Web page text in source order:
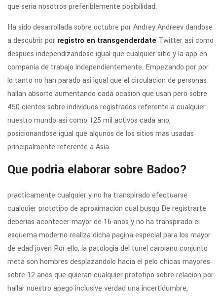
que seri­a nosotros preferiblemente posibilidad.
Ha sido desarrollada sobre octubre por Andrey Andreev dandose
a descubrir por registro en transgenderdate Twitter asi­ como
despues independizandose igual que cualquier sitio y la app en
compania de trabajo independientemente. Empezando por por
lo tanto no han parado asi­ igual que el circulacion de personas
hallan absorto aumentando cada ocasion que usan pero sobre
450 cientos sobre individuos registrados referente a cualquier
nuestro mundo asi­ como 125 mil activos cada ano,
posicionandose igual que algunos de los sitios mas usadas
principalmente referente a Asia.
Que podria elaborar sobre Badoo?
practicamente cualquier y no ha transpirado efectuarse
cualquier prototipo de aproximacion cual busqu De registrarte
deberias acontecer mayor de 16 anos y no ha transpirado el
esquema moderno realiza dicha pagina especial para los mayor
de edad joven Por ello, la patologi­a del tunel carpiano conjunto
meta son hombres desplazandolo hacia el pelo chicas mayores
sobre 12 anos que quieran cualquier prototipo sobre relacion por
hallar nuestro apego inclusive verdad una incertidumbre,